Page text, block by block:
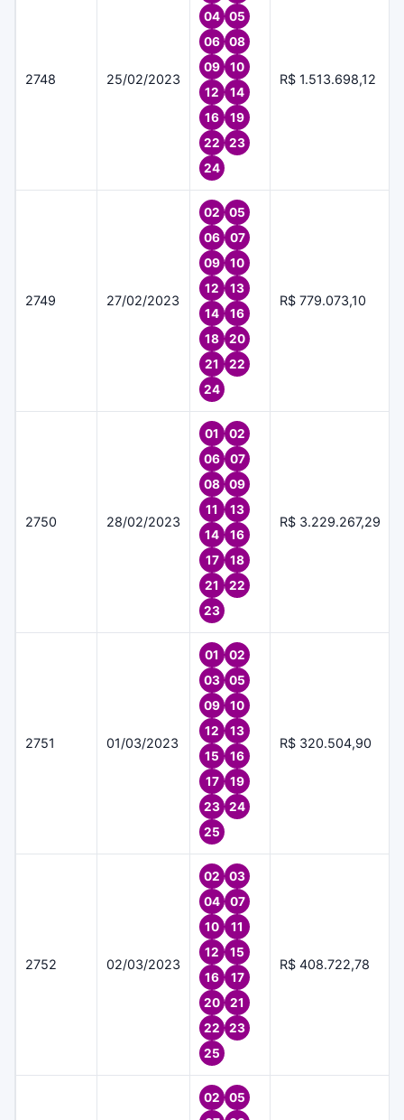
2748 25/02/2023
04
05
06
08
09
10
12
14
16
19
22
23
24
R$ 1.513.698,12
2749 27/02/2023
02
05
06
07
09
10
12
13
14
16
18
20
21
22
24
R$ 779.073,10
2750 28/02/2023
01
02
06
07
08
09
11
13
14
16
17
18
21
22
23
R$ 3.229.267,29
2751 01/03/2023
01
02
03
05
09
10
12
13
15
16
17
19
23
24
25
R$ 320.504,90
2752 02/03/2023
02
03
04
07
10
11
12
15
16
17
20
21
22
23
25
R$ 408.722,78
02
05